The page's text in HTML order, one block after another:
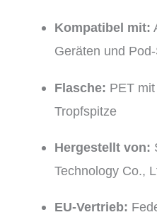
Kompatibel mit:
Geräten und
Flasche: PET
Tropfspitze
Hergestellt von:
Technology Co.,
EU-Vertrieb: